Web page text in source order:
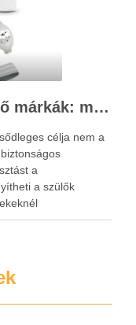
Legjobb gyerek hallásvédő márkák: mire figyeljenek a szülők választáskor?
célja nem a
a
a szülők
is